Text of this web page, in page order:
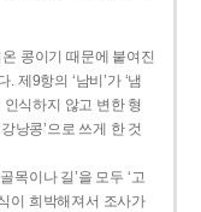
콩이기 때문에 붙여진
. 제9항의 ‘남비’가 ‘냄
식하지 않고 변한 형
낭콩’으로 쓰게 한 것
목이나 길’을 모두 ‘고
이 희박해져서 조사가